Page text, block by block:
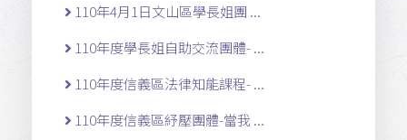
110年4月1日文山區學長姐團 ...
110年度學長姐自助交流團體- ...
110年度信義區法律知能課程- ...
110年度信義區紓壓團體-當我 ...